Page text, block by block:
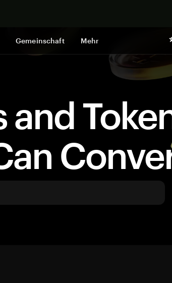
Gemeinschaft Mehr
and